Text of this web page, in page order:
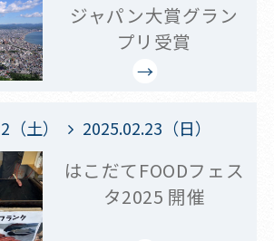
ジャパン大賞グラン
プリ受賞
土） 2025.02.23（日）
はこだてFOODフェス
タ2025 開催